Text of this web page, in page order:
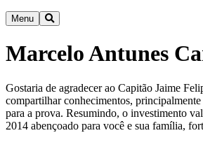
Menu
Marcelo Antunes
Gostaria de agradecer ao Capitão Jaime
compartilhar conhecimentos,
para a prova. Resumindo, o investimento
2014 abençoado para você e sua família,